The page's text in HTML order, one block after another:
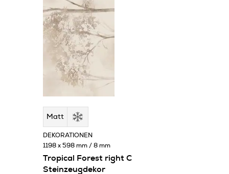
Matt
Tropical Forest right C
Steinzeugdekor
DEKORATIONEN
1198 x 598 mm / 8 mm